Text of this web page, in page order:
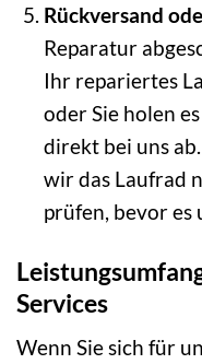
Rückversand
Reparatur
Ihr repariertes
oder Sie holen
direkt bei uns
wir das Laufrad
prüfen, bevor es
Services
Wenn Sie sich für